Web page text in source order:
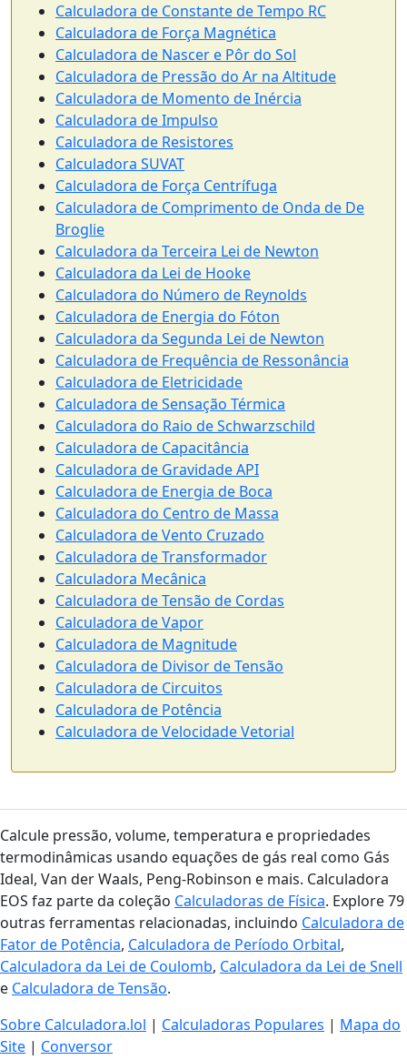
Calculadora de Constante de Tempo RC
Calculadora de Força Magnética
Calculadora de Nascer e Pôr do Sol
Calculadora de Pressão do Ar na Altitude
Calculadora de Momento de Inércia
Calculadora de Impulso
Calculadora de Resistores
Calculadora SUVAT
Calculadora de Força Centrífuga
Calculadora de Comprimento de Onda de De
Broglie
Calculadora da Terceira Lei de Newton
Calculadora da Lei de Hooke
Calculadora do Número de Reynolds
Calculadora de Energia do Fóton
Calculadora da Segunda Lei de Newton
Calculadora de Frequência de Ressonância
Calculadora de Eletricidade
Calculadora de Sensação Térmica
Calculadora do Raio de Schwarzschild
Calculadora de Capacitância
Calculadora de Gravidade API
Calculadora de Energia de Boca
Calculadora do Centro de Massa
Calculadora de Vento Cruzado
Calculadora de Transformador
Calculadora Mecânica
Calculadora de Tensão de Cordas
Calculadora de Vapor
Calculadora de Magnitude
Calculadora de Divisor de Tensão
Calculadora de Circuitos
Calculadora de Potência
Calculadora de Velocidade Vetorial
Calcule pressão, volume, temperatura e propriedades
termodinâmicas usando equações de gás real como Gás
Ideal, Van der Waals, Peng-Robinson e mais. Calculadora
EOS faz parte da coleção Calculadoras de Física. Explore 79
outras ferramentas relacionadas, incluindo Calculadora de
Fator de Potência, Calculadora de Período Orbital,
Calculadora da Lei de Coulomb, Calculadora da Lei de Snell
e Calculadora de Tensão.
Sobre Calculadora.lol | Calculadoras Populares | Mapa do
Site | Conversor